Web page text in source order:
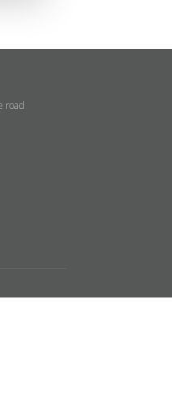
road